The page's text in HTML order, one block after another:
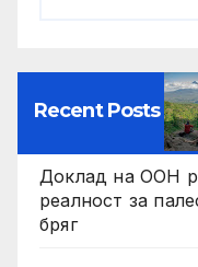
Recent Posts
Доклад на ООН
реалност за
бряг